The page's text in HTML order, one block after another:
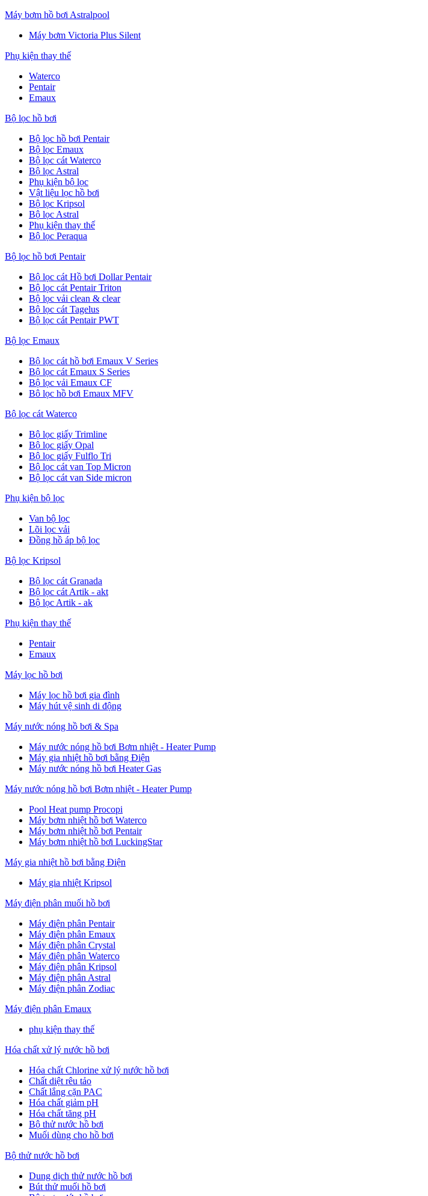
Máy bơm hồ bơi Astralpool
Máy bơm Victoria Plus Silent
Phụ kiện thay thế
Waterco
Pentair
Emaux
Bộ lọc hồ bơi
Bộ lọc hồ bơi Pentair
Bộ lọc Emaux
Bộ lọc cát Waterco
Bộ lọc Astral
Phụ kiện bộ lọc
Vật liệu lọc hồ bơi
Bộ lọc Kripsol
Bộ lọc Astral
Phụ kiện thay thế
Bộ lọc Peraqua
Bộ lọc hồ bơi Pentair
Bộ lọc cát Hồ bơi Dollar Pentair
Bộ lọc cát Pentair Triton
Bộ lọc vải clean & clear
Bộ lọc cát Tagelus
Bộ lọc cát Pentair PWT
Bộ lọc Emaux
Bộ lọc cát hồ bơi Emaux V Series
Bộ lọc cát Emaux S Series
Bộ lọc vải Emaux CF
Bô lọc hồ bơi Emaux MFV
Bộ lọc cát Waterco
Bộ lọc giấy Trimline
Bộ lọc giấy Opal
Bộ lọc giấy Fulflo Tri
Bộ lọc cát van Top Micron
Bộ lọc cát van Side micron
Phụ kiện bộ lọc
Van bộ lọc
Lõi lọc vải
Đồng hồ áp bộ lọc
Bộ lọc Kripsol
Bộ lọc cát Granada
Bộ lọc cát Artik - akt
Bộ lọc Artik - ak
Phụ kiện thay thế
Pentair
Emaux
Máy lọc hồ bơi
Máy lọc hồ bơi gia đình
Máy hút vệ sinh di động
Máy nước nóng hồ bơi & Spa
Máy nước nóng hồ bơi Bơm nhiệt - Heater Pump
Máy gia nhiệt hồ bơi bằng Điện
Máy nước nóng hồ bơi Heater Gas
Máy nước nóng hồ bơi Bơm nhiệt - Heater Pump
Pool Heat pump Procopi
Máy bơm nhiệt hồ bơi Waterco
Máy bơm nhiệt hồ bơi Pentair
Máy bơm nhiệt hồ bơi LuckingStar
Máy gia nhiệt hồ bơi bằng Điện
Máy gia nhiệt Kripsol
Máy điện phân muối hồ bơi
Máy điện phân Pentair
Máy điện phân Emaux
Máy điện phân Crystal
Máy điện phân Waterco
Máy điện phân Kripsol
Máy điện phân Astral
Máy điện phân Zodiac
Máy điện phân Emaux
phụ kiện thay thế
Hóa chất xử lý nước hồ bơi
Hóa chất Chlorine xử lý nước hồ bơi
Chất diệt rêu tảo
Chất lắng cặn PAC
Hóa chất giảm pH
Hóa chất tăng pH
Bộ thử nước hồ bơi
Muối dùng cho hồ bơi
Bộ thử nước hồ bơi
Dung dịch thử nước hồ bơi
Bút thử muối hồ bơi